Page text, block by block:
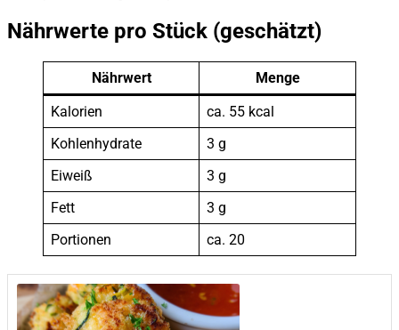
Nährwerte pro Stück (geschätzt)
Nährwert
Menge
Kalorien
ca. 55 kcal
Kohlenhydrate
3 g
Eiweiß
3 g
Fett
3 g
Portionen
ca. 20